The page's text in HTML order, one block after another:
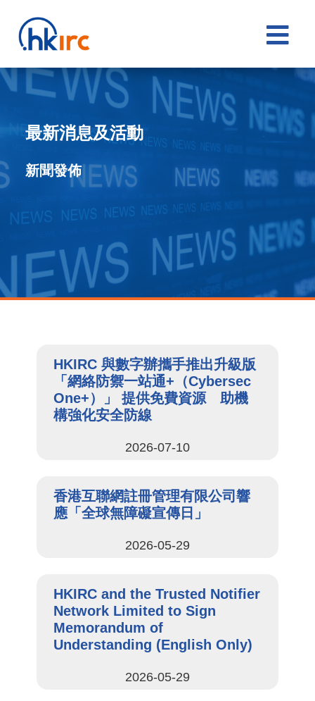

最新消息及活動
新聞發佈
HKIRC 與數字辦攜手推出升級版
「網絡防禦一站通+（Cybersec
One+）」 提供免費資源 助機
構強化安全防線
2026-07-10
香港互聯網註冊管理有限公司響
應「全球無障礙宣傳日」
2026-05-29
HKIRC and the Trusted Notifier
Network Limited to Sign
Memorandum of
Understanding (English Only)
2026-05-29